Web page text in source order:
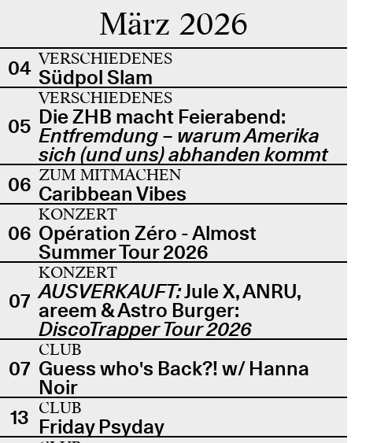
März 2026
04 VERSCHIEDENES
Südpol Slam
05
VERSCHIEDENES
Die ZHB macht Feierabend:
Entfremdung – warum Amerika
sich (und uns) abhanden kommt
06 ZUM MITMACHEN
Caribbean Vibes
06
KONZERT
Opération Zéro - Almost
Summer Tour 2026
07
KONZERT
AUSVERKAUFT:Jule X, ANRU,
areem & Astro Burger:
DiscoTrapper Tour 2026
07
CLUB
Guess who's Back?! w/ Hanna
Noir
13 CLUB
Friday Psyday